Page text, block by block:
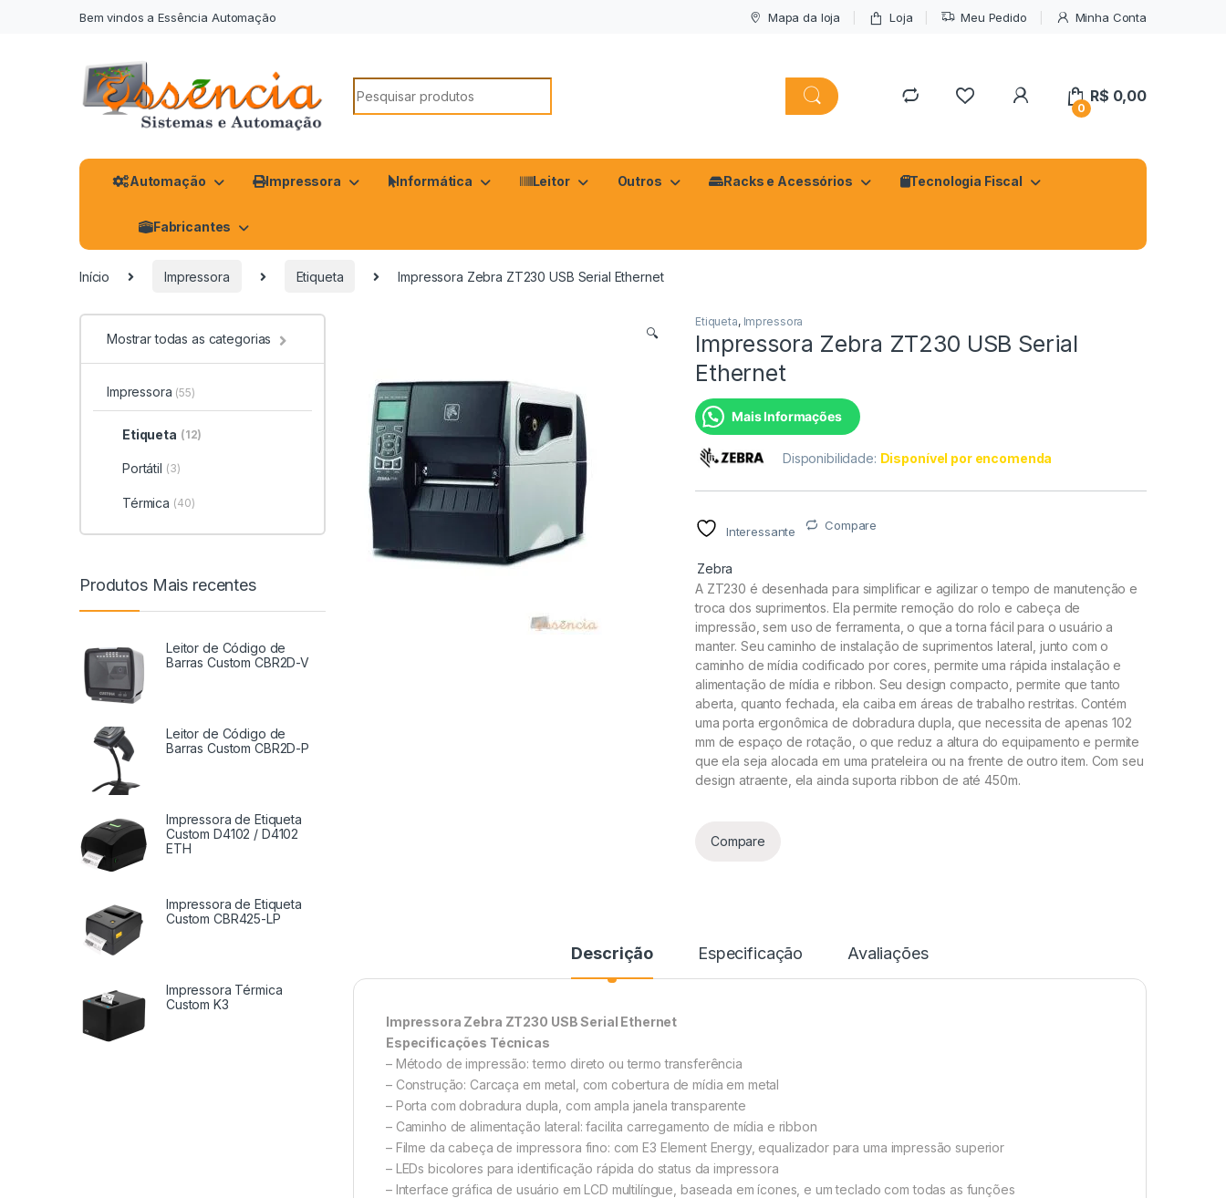
Bem vindos a Essência Automação Mapa da loja Loja Meu Pedido Minha Conta
0
R$ 0,00
Automação Impressora Informática Leitor Outros Racks e Acessórios Tecnologia Fiscal
Fabricantes
Início Impressora Etiqueta Impressora Zebra ZT230 USB Serial Ethernet
🔍
Etiqueta, Impressora
Impressora Zebra ZT230 USB Serial
Ethernet
Mais Informações
Disponibilidade: Disponível por encomenda
Interessante Compare
Zebra
A ZT230 é desenhada para simplificar e agilizar o tempo de manutenção e
troca dos suprimentos. Ela permite remoção do rolo e cabeça de
impressão, sem uso de ferramenta, o que a torna fácil para o usuário a
manter. Seu caminho de instalação de suprimentos lateral, junto com o
caminho de mídia codificado por cores, permite uma rápida instalação e
alimentação de mídia e ribbon. Seu design compacto, permite que tanto
aberta, quanto fechada, ela caiba em áreas de trabalho restritas. Contém
uma porta ergonômica de dobradura dupla, que necessita de apenas 102
mm de espaço de rotação, o que reduz a altura do equipamento e permite
que ela seja alocada em uma prateleira ou na frente de outro item. Com seu
design atraente, ela ainda suporta ribbon de até 450m.
Compare
Descrição Especificação Avaliações
Impressora Zebra ZT230 USB Serial Ethernet
Especificações Técnicas
– Método de impressão: termo direto ou termo transferência
– Construção: Carcaça em metal, com cobertura de mídia em metal
– Porta com dobradura dupla, com ampla janela transparente
– Caminho de alimentação lateral: facilita carregamento de mídia e ribbon
– Filme da cabeça de impressora fino: com E3 Element Energy, equalizador para uma impressão superior
– LEDs bicolores para identificação rápida do status da impressora
– Interface gráfica de usuário em LCD multilíngue, baseada em ícones, e um teclado com todas as funções
Mostrar todas as categorias
Impressora (55)
Etiqueta (12)
Portátil (3)
Térmica (40)
Produtos Mais recentes
Leitor de Código de
Barras Custom CBR2D-V
Leitor de Código de
Barras Custom CBR2D-P
Impressora de Etiqueta
Custom D4102 / D4102
ETH
Impressora de Etiqueta
Custom CBR425-LP
Impressora Térmica
Custom K3